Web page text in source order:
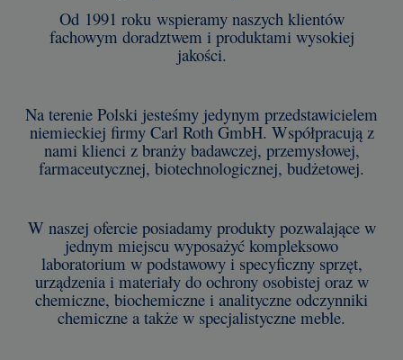
Od 1991 roku wspieramy naszych klientów
fachowym doradztwem i produktami wysokiej
jakości.
Na terenie Polski jesteśmy jedynym przedstawicielem
niemieckiej firmy Carl Roth GmbH. Współpracują z
nami klienci z branży badawczej, przemysłowej,
farmaceutycznej, biotechnologicznej, budżetowej.
W naszej ofercie posiadamy produkty pozwalające w
jednym miejscu wyposażyć kompleksowo
laboratorium w podstawowy i specyficzny sprzęt,
urządzenia i materiały do ochrony osobistej oraz w
chemiczne, biochemiczne i analityczne odczynniki
chemiczne a także w specjalistyczne meble.